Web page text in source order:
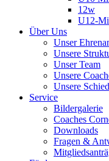
12w
U12-
Über Uns
Unser
Unsere
Unser Team
Unsere
Unsere
Service
Bildergalerie
Coaches
Downloads
Fragen &